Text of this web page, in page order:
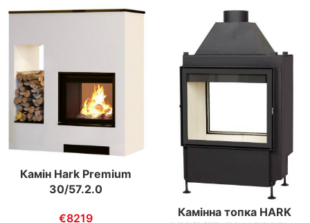
Камін Hark Premium
30/57.2.0
€8219
Камінна топка HARK